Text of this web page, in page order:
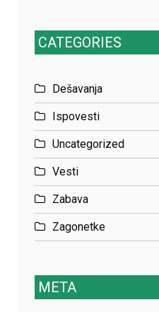
CATEGORIES
Dešavanja
Ispovesti
Uncategorized
Vesti
Zabava
Zagonetke
META